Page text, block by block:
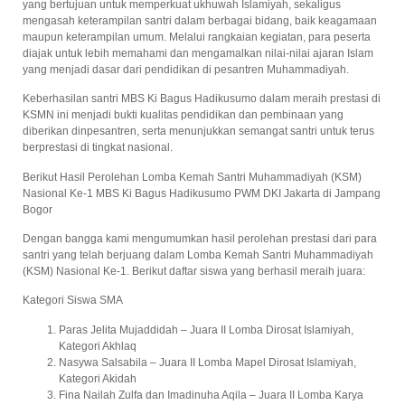
yang bertujuan untuk memperkuat ukhuwah Islamiyah, sekaligus
mengasah keterampilan santri dalam berbagai bidang, baik keagamaan
maupun keterampilan umum. Melalui rangkaian kegiatan, para peserta
diajak untuk lebih memahami dan mengamalkan nilai-nilai ajaran Islam
yang menjadi dasar dari pendidikan di pesantren Muhammadiyah.
Keberhasilan santri MBS Ki Bagus Hadikusumo dalam meraih prestasi di
KSMN ini menjadi bukti kualitas pendidikan dan pembinaan yang
diberikan dinpesantren, serta menunjukkan semangat santri untuk terus
berprestasi di tingkat nasional.
Berikut Hasil Perolehan Lomba Kemah Santri Muhammadiyah (KSM)
Nasional Ke-1 MBS Ki Bagus Hadikusumo PWM DKI Jakarta di Jampang
Bogor
Dengan bangga kami mengumumkan hasil perolehan prestasi dari para
santri yang telah berjuang dalam Lomba Kemah Santri Muhammadiyah
(KSM) Nasional Ke-1. Berikut daftar siswa yang berhasil meraih juara:
Kategori Siswa SMA
Paras Jelita Mujaddidah – Juara II Lomba Dirosat Islamiyah,
Kategori Akhlaq
Nasywa Salsabila – Juara II Lomba Mapel Dirosat Islamiyah,
Kategori Akidah
Fina Nailah Zulfa dan Imadinuha Aqila – Juara II Lomba Karya